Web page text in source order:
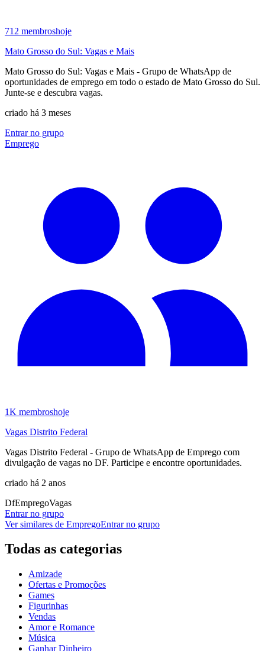
712 membroshoje
Mato Grosso do Sul: Vagas e Mais
Mato Grosso do Sul: Vagas e Mais - Grupo de WhatsApp de
oportunidades de emprego em todo o estado de Mato Grosso do Sul.
Junte-se e descubra vagas.
criado há 3 meses
Entrar no grupo
Emprego
1K membroshoje
Vagas Distrito Federal
Vagas Distrito Federal - Grupo de WhatsApp de Emprego com
divulgação de vagas no DF. Participe e encontre oportunidades.
criado há 2 anos
DfEmpregoVagas
Entrar no grupo
Ver similares de EmpregoEntrar no grupo
Todas as categorias
Amizade
Ofertas e Promoções
Games
Figurinhas
Vendas
Amor e Romance
Música
Ganhar Dinheiro